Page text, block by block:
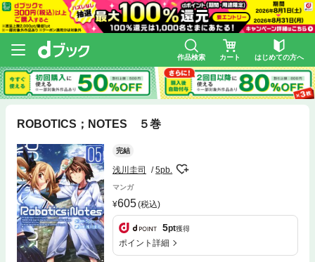
作品検索 カート はじめての方へ
ROBOTICS；NOTES ５巻
完結
浅川圭司 5pb.
マンガ
605(税込)
5pt獲得
ポイント詳細